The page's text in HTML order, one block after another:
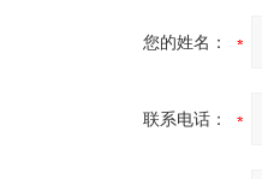
您的姓名：
联系电话：